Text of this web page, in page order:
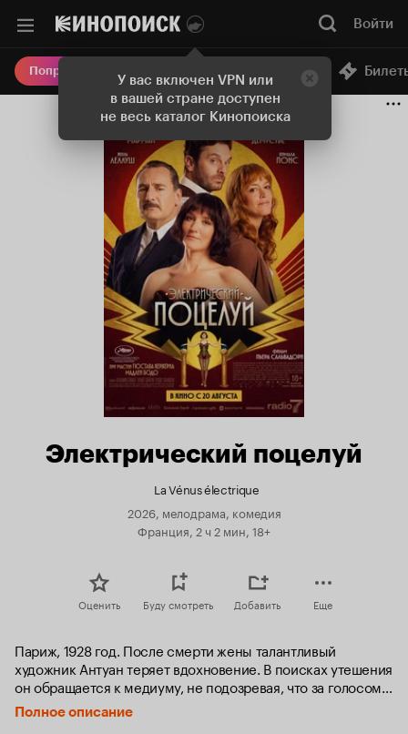
У вас включен VPN или
в вашей стране доступен
не весь каталог Кинопоиска
Войти
Попробовать Плюс Онлайн-кинотеатр
Электрический поцелуй
La Vénus électrique
2026, мелодрама, комедия
Франция, 2 ч 2 мин, 18+
Оценить Буду смотреть Добавить Еще
Париж, 1928 год. После смерти жены талантливый
художник Антуан теряет вдохновение. В поисках утешения
он обращается к медиуму, не подозревая, что за голосом
из потустороннего мира скрывается
Сюзанна — находчивая мошенница из бродячего цирка.
Полное описание